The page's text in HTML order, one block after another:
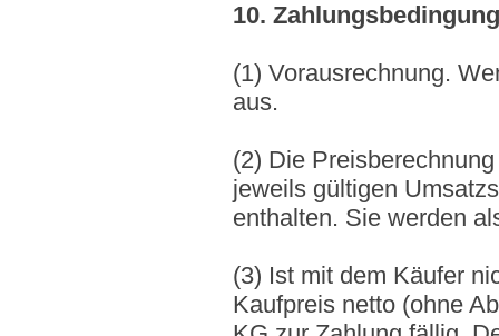
10.
(1) Vorausrechnung.
aus.
(2) Die
jeweils gültigen
enthalten. Sie werden
(3) Ist mit dem Käufer
Kaufpreis netto (ohne